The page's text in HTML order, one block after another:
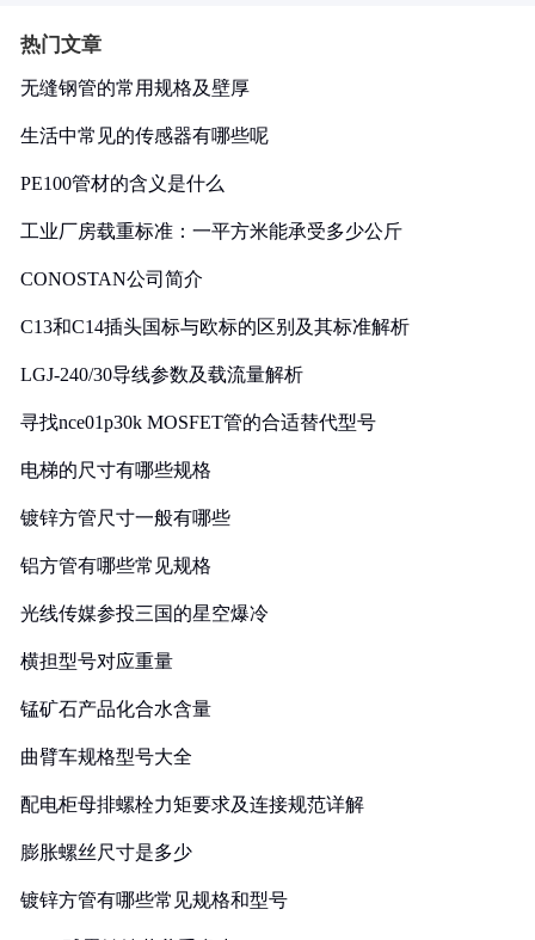
热门文章
无缝钢管的常用规格及壁厚
生活中常见的传感器有哪些呢
PE100管材的含义是什么
工业厂房载重标准：一平方米能承受多少公斤
CONOSTAN公司简介
C13和C14插头国标与欧标的区别及其标准解析
LGJ-240/30导线参数及载流量解析
寻找nce01p30k MOSFET管的合适替代型号
电梯的尺寸有哪些规格
镀锌方管尺寸一般有哪些
铝方管有哪些常见规格
光线传媒参投三国的星空爆冷
横担型号对应重量
锰矿石产品化合水含量
曲臂车规格型号大全
配电柜母排螺栓力矩要求及连接规范详解
膨胀螺丝尺寸是多少
镀锌方管有哪些常见规格和型号